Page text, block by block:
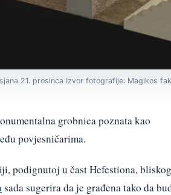
21. prosinca Izvor fotografije: Magikos
grobnica poznata kao
povjesničarima.
podignutoj u čast Hefestiona, bliskog
sada sugerira da je građena tako da